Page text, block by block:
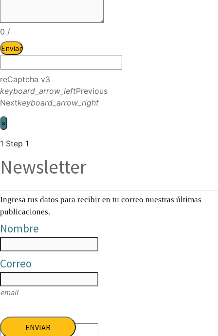
0 /
Enviar
reCaptcha v3
keyboard_arrow_leftPrevious
Nextkeyboard_arrow_right
×
1 Step 1
Newsletter
Ingresa tus datos para recibir en tu correo nuestras últimas
publicaciones.
Nombre
Correo
email
ENVIAR